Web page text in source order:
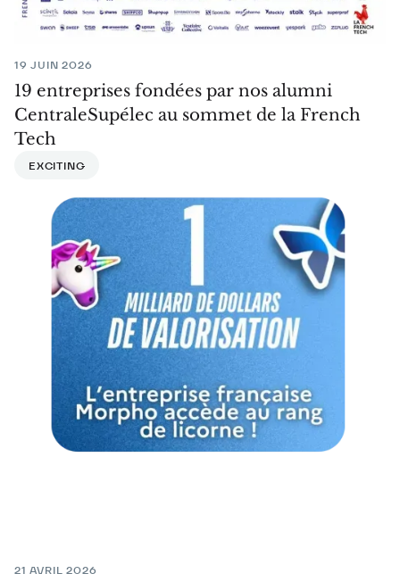
19 JUIN 2026
19 entreprises fondées par nos alumni
CentraleSupélec au sommet de la French
Tech
EXCITING
21 AVRIL 2026